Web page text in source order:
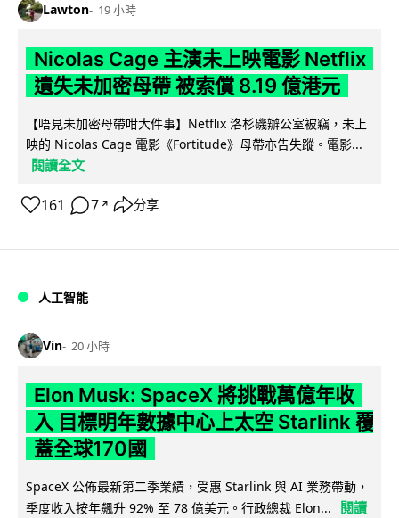
Lawton 19 小時
Nicolas Cage 主演未上映電影 Netflix
遺失未加密母帶 被索償 8.19 億港元
【唔見未加密母帶咁大件事】Netflix 洛杉磯辦公室被竊，未上
映的 Nicolas Cage 電影《Fortitude》母帶亦告失蹤。電影...
閱讀全文
161 7 ↗ 分享
人工智能
Vin 20 小時
Elon Musk: SpaceX 將挑戰萬億年收
入 目標明年數據中心上太空 Starlink 覆
蓋全球170國
SpaceX 公佈最新第二季業績，受惠 Starlink 與 AI 業務帶動，
季度收入按年飆升 92% 至 78 億美元。行政總裁 Elon...
閱讀